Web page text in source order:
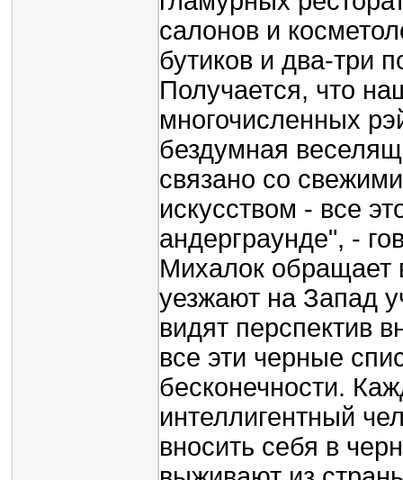
салонов и
бутиков и два-три
Получается, что
многочисленных
бездумная
связано со
искусством - все
андерграунде", -
Михалок обращает
уезжают на Запад
видят перспектив
все эти черные
бесконечности.
интеллигентный
вносить себя в